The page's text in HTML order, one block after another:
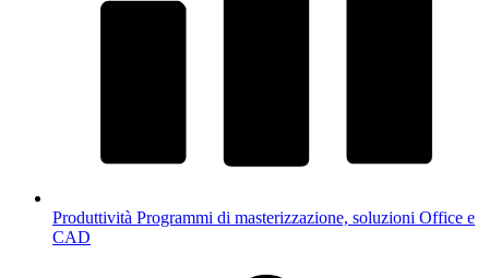
Produttività Programmi di masterizzazione, soluzioni Office e
CAD